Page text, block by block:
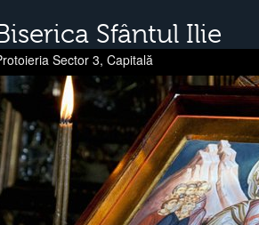
Sfântul Ilie
Sector 3, Capitală